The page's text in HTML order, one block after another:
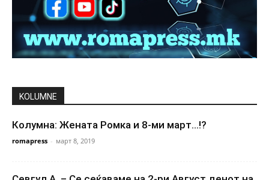
KOLUMNE
Колумна: Жената Ромка и 8-ми март…!?
romapress - март 8, 2019